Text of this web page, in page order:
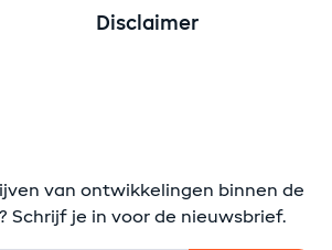
Disclaimer
van ontwikkelingen binnen de
Schrijf je in voor de nieuwsbrief.